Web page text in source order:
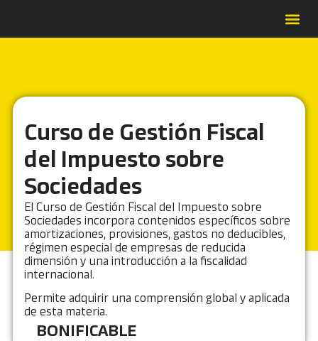
Curso de Gestión Fiscal
del Impuesto sobre
Sociedades
El Curso de Gestión Fiscal del Impuesto sobre
Sociedades incorpora contenidos específicos sobre
amortizaciones, provisiones, gastos no deducibles,
régimen especial de empresas de reducida
dimensión y una introducción a la fiscalidad
internacional.
Permite adquirir una comprensión global y aplicada
de esta materia.
BONIFICABLE